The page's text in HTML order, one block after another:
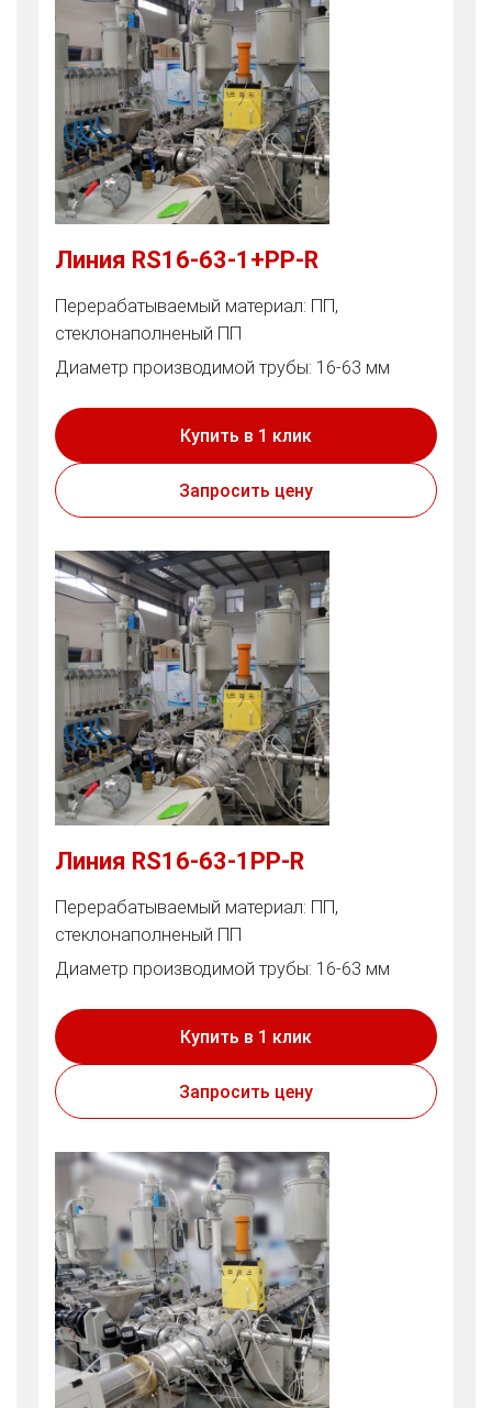
Линия RS16-63-1+PP-R
Перерабатываемый материал: ПП,
стеклонаполненый ПП
Диаметр производимой трубы: 16-63 мм
Купить в 1 клик
Запросить цену
Линия RS16-63-1PP-R
Перерабатываемый материал: ПП,
стеклонаполненый ПП
Диаметр производимой трубы: 16-63 мм
Купить в 1 клик
Запросить цену